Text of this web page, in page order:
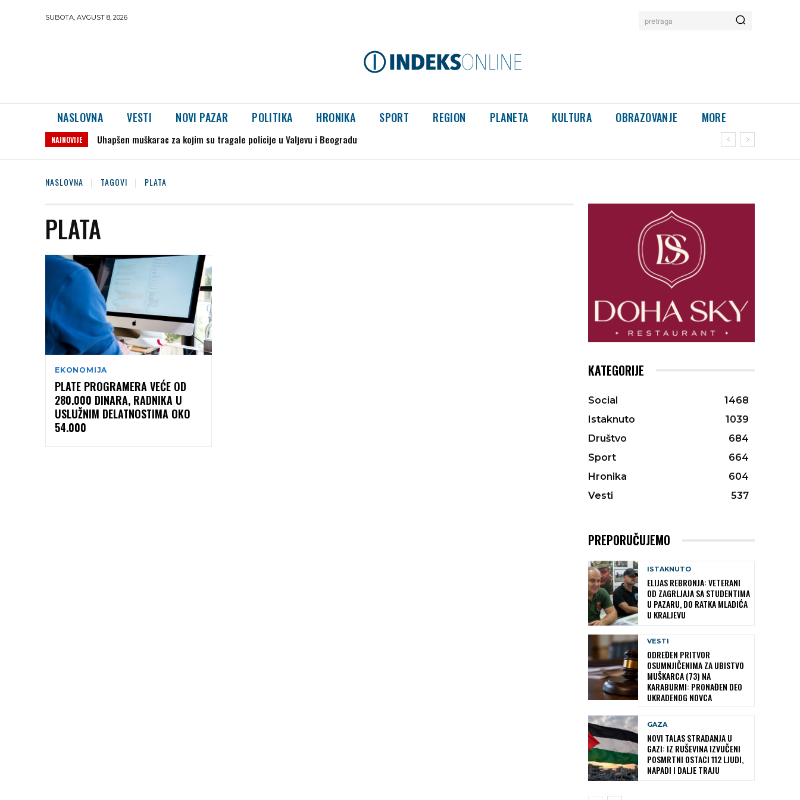
SUBOTA, AVGUST 8, 2026 pretraga
NASLOVNA VESTI NOVI PAZAR POLITIKA HRONIKA SPORT REGION PLANETA KULTURA OBRAZOVANJE MORE
NAJNOVIJE Uhapšen muškarac za kojim su tragale policije u Valjevu i Beogradu
NASLOVNA TAGOVI PLATA
PLATA
EKONOMIJA
PLATE PROGRAMERA VEĆE OD
280.000 DINARA, RADNIKA U
USLUŽNIM DELATNOSTIMA OKO
54.000
KATEGORIJE
Social
1468
Istaknuto
1039
Društvo
684
Sport
664
Hronika
604
Vesti
537
PREPORUČUJEMO
ISTAKNUTO
ELIJAS REBRONJA: VETERANI
OD ZAGRLJAJA SA STUDENTIMA
U PAZARU, DO RATKA MLADIĆA
U KRALJEVU
VESTI
ODREĐEN PRITVOR
OSUMNJIČENIMA ZA UBISTVO
MUŠKARCA (73) NA
KARABURMI: PRONAĐEN DEO
UKRADENOG NOVCA
GAZA
NOVI TALAS STRADANJA U
GAZI: IZ RUŠEVINA IZVUČENI
POSMRTNI OSTACI 112 LJUDI,
NAPADI I DALJE TRAJU